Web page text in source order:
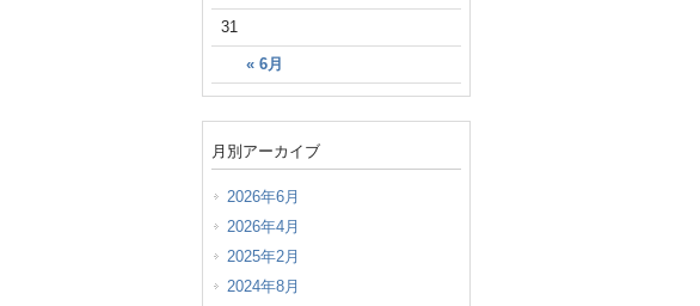
« 6月
31
月別アーカイブ
2026年6月
2026年4月
2025年2月
2024年8月